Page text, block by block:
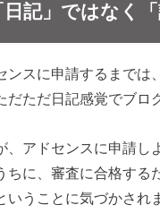
日記」ではなく
ンスに申請するまでは
だただ日記感覚でブロ
、アドセンスに申請し
ちに、審査に合格する
いうことに気づかされ